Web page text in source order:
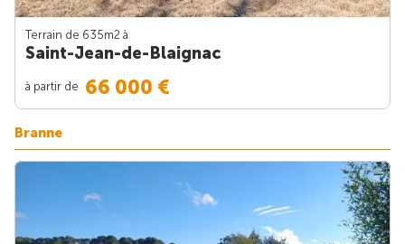
Terrain de 635m2 à
Saint-Jean-de-Blaignac
à partir de 66 000 €
Branne